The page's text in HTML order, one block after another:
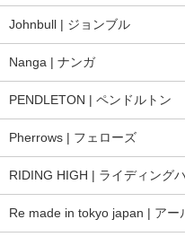
Johnbull | ジョンブル
Nanga | ナンガ
PENDLETON | ペンドルトン
Pherrows | フェローズ
RIDING HIGH | ライディング
Re made in tokyo japan | アー